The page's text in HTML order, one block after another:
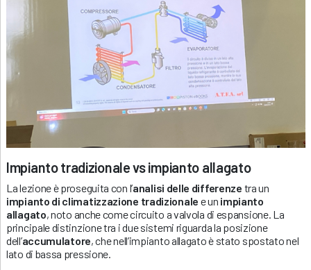
Impianto tradizionale vs impianto allagato
La lezione è proseguita con l’analisi delle differenze tra un
impianto di climatizzazione tradizionale e un impianto
allagato, noto anche come circuito a valvola di espansione. La
principale distinzione tra i due sistemi riguarda la posizione
dell’accumulatore, che nell’impianto allagato è stato spostato nel
lato di bassa pressione.